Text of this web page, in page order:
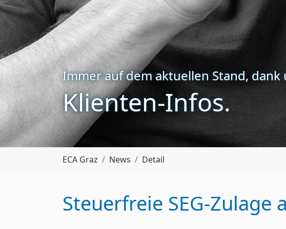
Immer auf dem aktuellen Stand, dank
Klienten-Infos.
ECA Graz News Detail
Steuerfreie SEG-